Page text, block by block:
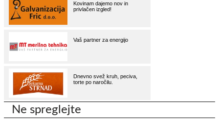
Ne spreglejte